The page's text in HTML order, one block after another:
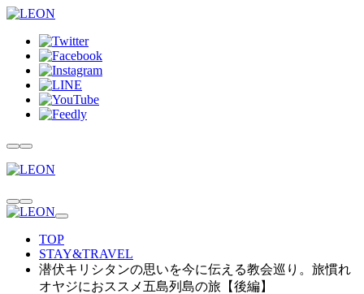
TOP
STAY&TRAVEL
潜伏キリシタンの思いを今に伝える教会巡り。旅慣れ
オヤジにおススメ五島列島の旅【後編】